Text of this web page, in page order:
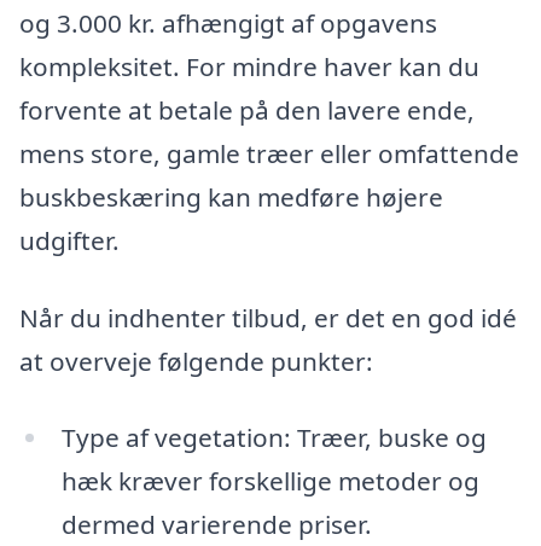
og 3.000 kr. afhængigt af opgavens
kompleksitet. For mindre haver kan du
forvente at betale på den lavere ende,
mens store, gamle træer eller omfattende
buskbeskæring kan medføre højere
udgifter.
Når du indhenter tilbud, er det en god idé
at overveje følgende punkter:
Type af vegetation: Træer, buske og
hæk kræver forskellige metoder og
dermed varierende priser.